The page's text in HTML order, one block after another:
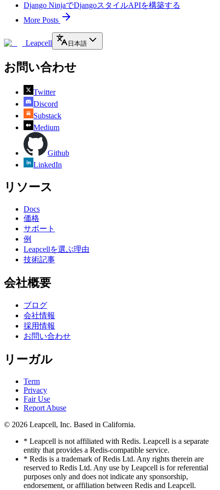
Django NinjaでDjangoスタイルAPIを構築する
More Posts
Leapcell 日本語
お問い合わせ
Twitter
Discord
Substack
Medium
Github
LinkedIn
リソース
Docs
価格
サポート
例
Leapcellを選ぶ理由
技術記事
会社概要
ブログ
会社情報
採用情報
お問い合わせ
リーガル
Term
Privacy
Fair Use
Report Abuse
© 2026 Leapcell, Inc. Based in California.
* Leapcell is not affiliated with Redis. Leapcell is a separate
entity that provides a Redis-compatible service.
* Redis is a trademark of Redis Ltd. Any rights therein are
reserved to Redis Ltd. Any use by Leapcell is for referential
purposes only and does not indicate any sponsorship,
endorsement, or affiliation between Redis and Leapcell.